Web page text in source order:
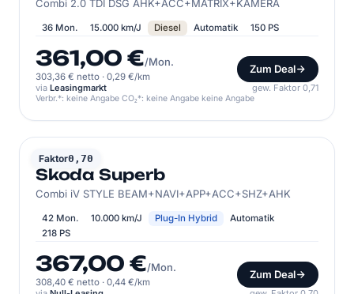
Combi 2.0 TDI DSG AHK+ACC+MATRIX+KAMERA
36 Mon. 15.000 km/J Diesel Automatik 150 PS
361,00 €/Mon.
303,36 € netto · 0,29 €/km
Zum Deal
via Leasingmarkt gew. Faktor 0,71
Verbr.*: keine Angabe CO₂*: keine Angabe keine Angabe
Faktor0,70
SKODA
Skoda Superb
Combi iV STYLE BEAM+NAVI+APP+ACC+SHZ+AHK
42 Mon. 10.000 km/J Plug-In Hybrid
Automatik
218 PS
367,00 €/Mon.
308,40 € netto · 0,44 €/km
Zum Deal